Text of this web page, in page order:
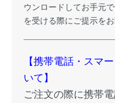
ウンロードしてお手元
を受ける際にご提示を
【携帯電話・スマ
いて】
ご注文の際に携帯